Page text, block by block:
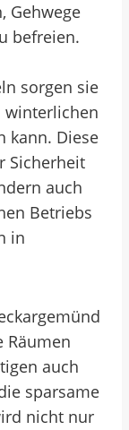
Gehwege
befreien.
sorgen sie
winterlichen
kann. Diese
Sicherheit
auch
Betriebs
in
Räumen
auch
sparsame
nicht nur